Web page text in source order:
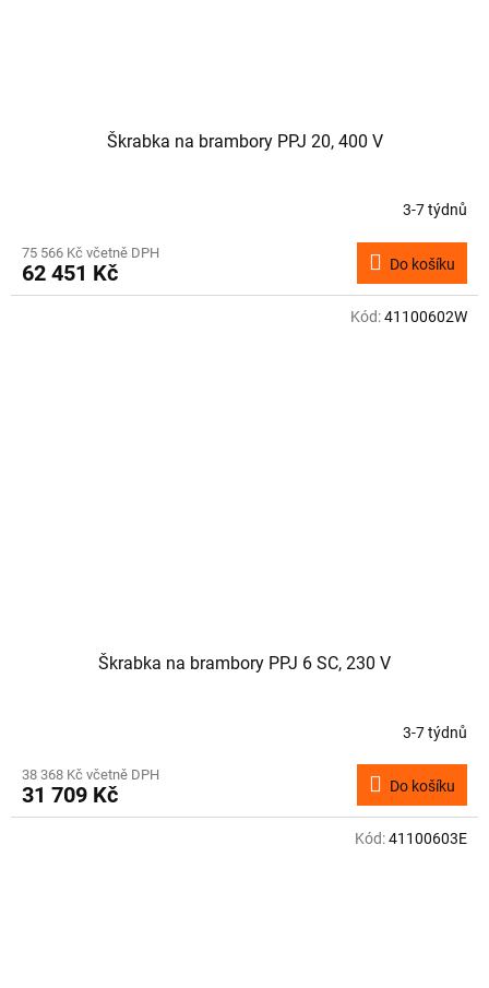
Škrabka na brambory PPJ 20, 400 V
3-7 týdnů
75 566 Kč včetně DPH
62 451 Kč Do košíku
Škrabka na brambory PPJ 6 SC, 230 V
3-7 týdnů
38 368 Kč včetně DPH
31 709 Kč Do košíku
Kód:41100602W
Kód:41100603E